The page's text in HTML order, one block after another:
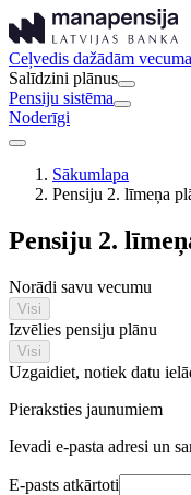
Ceļvedis dažādām
Salīdzini plānus
Pensiju sistēma
Noderīgi
Sākumlapa
Pensiju 2. līmeņa
Pensiju 2.
Norādi savu vecumu
Visi
Izvēlies pensiju plānu
Visi
Uzgaidiet, notiek datu
Pieraksties jaunumiem
Ievadi e-pasta adresi un
E-pasts atkārtoti